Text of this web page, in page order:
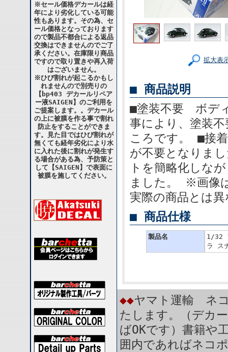
※セール価格デカールは経
年により劣化している可能
性もあります。その為、セ
ール価格となっております
ので製品不都合による返品
交換はできませんのでご了
承ください。在庫限り商品
ですので取り置きや再入荷
はございません。
※ひび割れが起こるかもし
れませんので別売りの
【bp403 デカールリペア
ー液SAIGEN】のご利用を
ご提案します。。デカール
の上に被膜を作る事で割れ
防止をすることができま
す。見た目ではひび割れが
無くても経年劣化により水
に入れた後に割れが発生す
る場合がある為、予防策と
して【SAIGEN】で表面に
被膜を施してください。
拡大表
■ 商品説明
■塗装不要 ボデ
事により、塗装
ころです。 ■接
が不要となりま
トを簡略化しな
ました。 ※画像
実際の商品とは
■ 商品仕様
製品名
1/32
ラ ス
◆◆ヤマト運輸 ネ
たします。（デカ
ばOKです）書籍や
囲内であればネコ